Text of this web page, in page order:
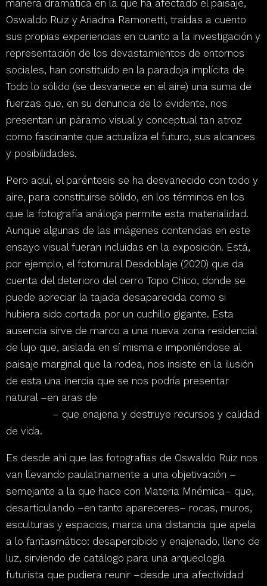
manera dramática en la que ha afectado el paisaje,
Oswaldo Ruiz y Ariadna Ramonetti, traídas a cuento
sus propias experiencias en cuanto a la investigación y
representación de los devastamientos de entornos
sociales, han constituido en la paradoja implícita de
Todo lo sólido (se desvanece en el aire) una suma de
fuerzas que, en su denuncia de lo evidente, nos
presentan un páramo visual y conceptual tan atroz
como fascinante que actualiza el futuro, sus alcances
y posibilidades.
Pero aquí, el paréntesis se ha desvanecido con todo y
aire, para constituirse sólido, en los términos en los
que la fotografía análoga permite esta materialidad.
Aunque algunas de las imágenes contenidas en este
ensayo visual fueran incluidas en la exposición. Está,
por ejemplo, el fotomural Desdoblaje (2020) que da
cuenta del deterioro del cerro Topo Chico, donde se
puede apreciar la tajada desaparecida como si
hubiera sido cortada por un cuchillo gigante. Esta
ausencia sirve de marco a una nueva zona residencial
de lujo que, aislada en sí misma e imponiéndose al
paisaje marginal que la rodea, nos insiste en la ilusión
de esta una inercia que se nos podría presentar
natural –en aras de
– que enajena y destruye recursos y calidad
de vida.
Es desde ahí que las fotografías de Oswaldo Ruiz nos
van llevando paulatinamente a una objetivación –
semejante a la que hace con Materia Mnémica– que,
desarticulando –en tanto apareceres– rocas, muros,
esculturas y espacios, marca una distancia que apela
a lo fantasmático: desapercibido y enajenado, lleno de
luz, sirviendo de catálogo para una arqueología
futurista que pudiera reunir –desde una afectividad